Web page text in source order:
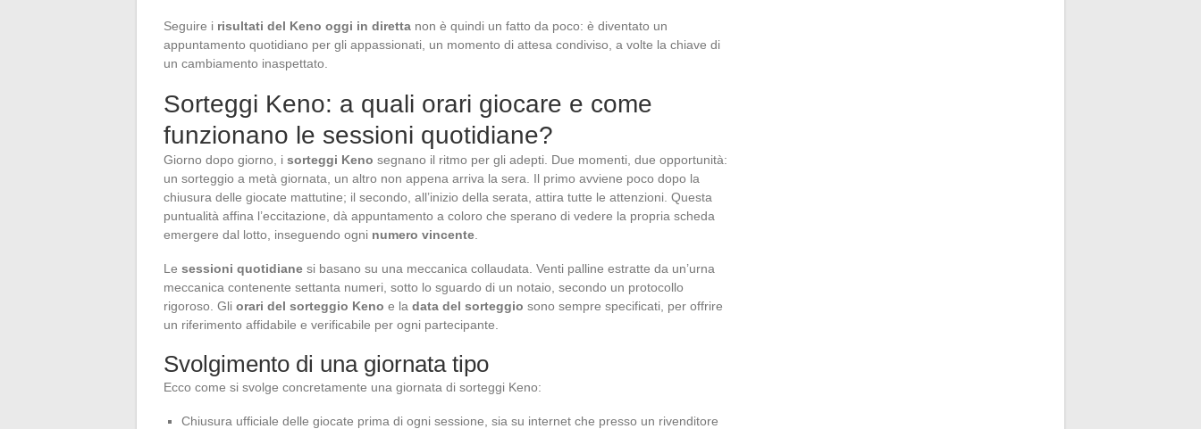
Seguire i risultati del Keno oggi in diretta non è quindi un fatto da poco: è diventato un
appuntamento quotidiano per gli appassionati, un momento di attesa condiviso, a volte la chiave di
un cambiamento inaspettato.
Sorteggi Keno: a quali orari giocare e come
funzionano le sessioni quotidiane?
Giorno dopo giorno, i sorteggi Keno segnano il ritmo per gli adepti. Due momenti, due opportunità:
un sorteggio a metà giornata, un altro non appena arriva la sera. Il primo avviene poco dopo la
chiusura delle giocate mattutine; il secondo, all’inizio della serata, attira tutte le attenzioni. Questa
puntualità affina l’eccitazione, dà appuntamento a coloro che sperano di vedere la propria scheda
emergere dal lotto, inseguendo ogni numero vincente
Le sessioni quotidiane si basano su una meccanica collaudata. Venti palline estratte da un’urna
meccanica contenente settanta numeri, sotto lo sguardo di un notaio, secondo un protocollo
rigoroso. Gli orari del sorteggio Keno e la data del sorteggio sono sempre specificati, per offrire
un riferimento affidabile e verificabile per ogni partecipante.
Svolgimento di una giornata tipo
Ecco come si svolge concretamente una giornata di sorteggi Keno:
Chiusura ufficiale delle giocate prima di ogni sessione, sia su internet che presso un rivenditore